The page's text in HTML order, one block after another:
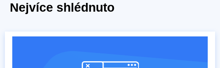
Nejvíce shlédnuto